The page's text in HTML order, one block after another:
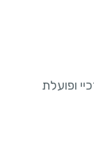
ופועלת